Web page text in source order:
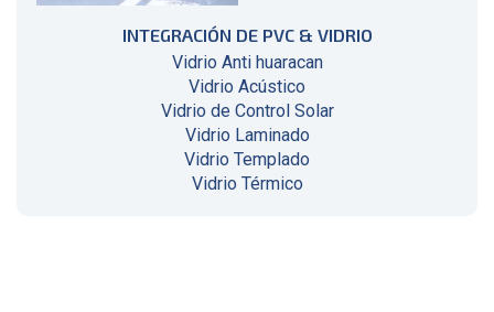
INTEGRACIÓN DE PVC & VIDRIO
Vidrio Anti huaracan
Vidrio Acústico
Vidrio de Control Solar
Vidrio Laminado
Vidrio Templado
Vidrio Térmico